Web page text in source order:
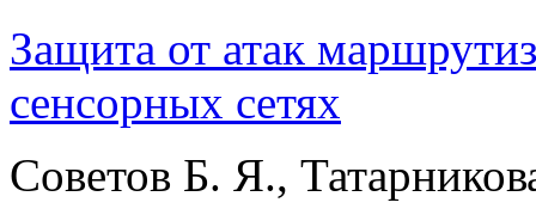
Защита от атак
сенсорных сетях
Советов Б. Я.,